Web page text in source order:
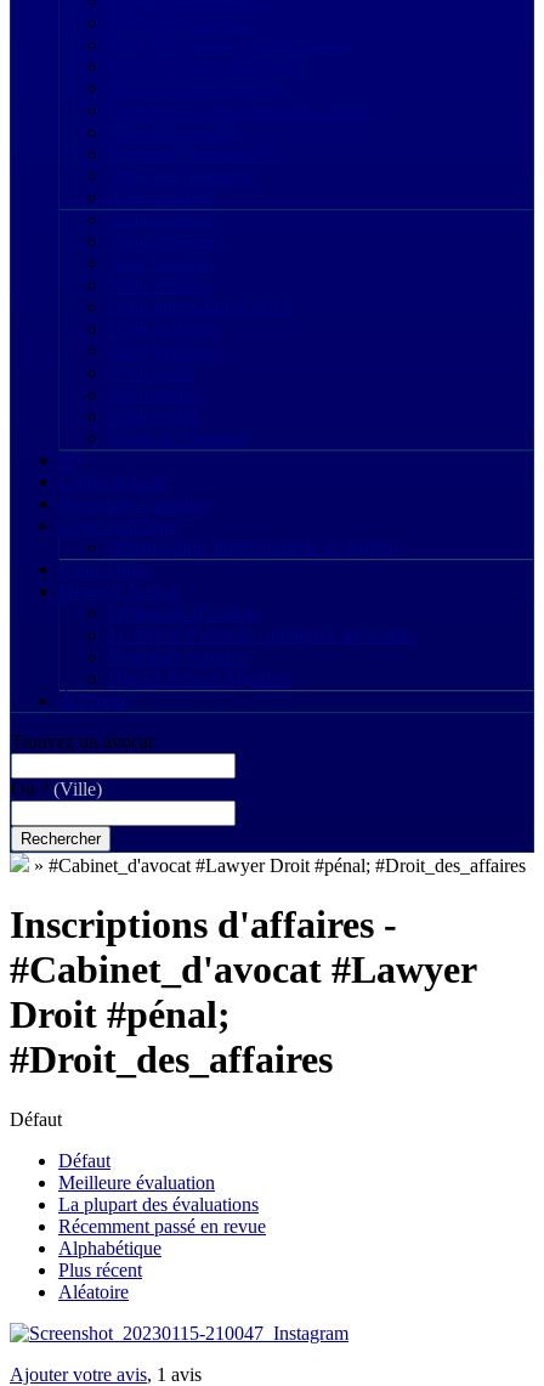
Droit maritime
Droit pénal
Droit routier
Droit social
Droits de l'homme
JO
Codes & Lois
Poser une Question
Carte Judiciaire
Organisation Juridictionelle en Algérie
Liens Utiles
Devenir Avocat
Profession d’avocat
Le métier d’avocat : quelques spécialités
Vous êtes avocat ?
Digital Avocat Algérien
À Propos
Trouvez un avocat
Où ? (Ville)
Rechercher
» #Cabinet_d'avocat #Lawyer Droit #pénal; #Droit_des_affaires
Inscriptions d'affaires -
#Cabinet_d'avocat #Lawyer
Droit #pénal;
#Droit_des_affaires
Défaut
Défaut
Meilleure évaluation
La plupart des évaluations
Récemment passé en revue
Alphabétique
Plus récent
Aléatoire
Ajouter votre avis, 1 avis